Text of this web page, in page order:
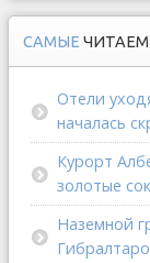
САМЫЕ
Отели
началась
Курорт
золотые
Наземной